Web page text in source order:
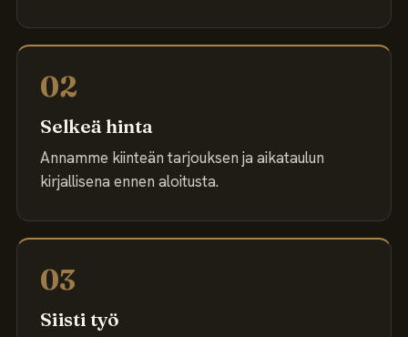
02
Selkeä hinta
Annamme kiinteän tarjouksen ja aikataulun
kirjallisena ennen aloitusta.
03
Siisti työ